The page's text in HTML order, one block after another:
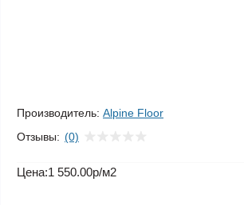
Производитель: Alpine Floor
Отзывы: (0)
Цена:1 550.00р/м2